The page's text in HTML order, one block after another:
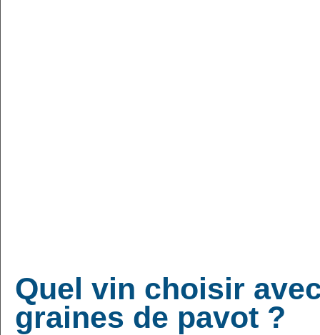
Quel vin choisir
graines de pavot ?